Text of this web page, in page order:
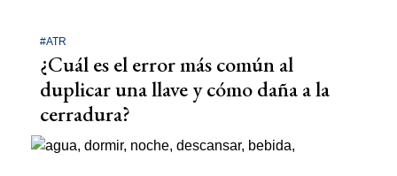
#ATR
¿Cuál es el error más común al
duplicar una llave y cómo daña a la
cerradura?